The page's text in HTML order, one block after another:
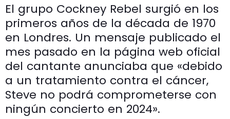
El grupo Cockney Rebel surgió en los
primeros años de la década de 1970
en Londres. Un mensaje publicado el
mes pasado en la página web oficial
del cantante anunciaba que «debido
a un tratamiento contra el cáncer,
Steve no podrá comprometerse con
ningún concierto en 2024».